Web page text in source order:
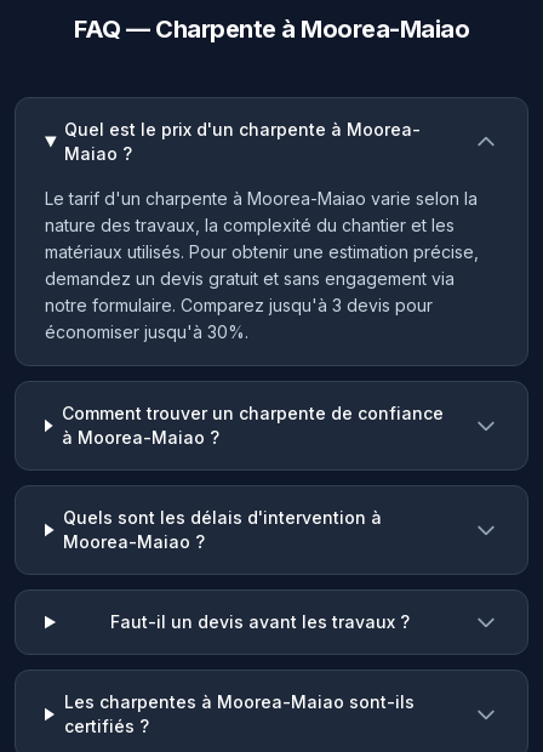
FAQ — Charpente à Moorea-Maiao
Quel est le prix d'un charpente à Moorea-
Maiao ?
Le tarif d'un charpente à Moorea-Maiao varie selon la
nature des travaux, la complexité du chantier et les
matériaux utilisés. Pour obtenir une estimation précise,
demandez un devis gratuit et sans engagement via
notre formulaire. Comparez jusqu'à 3 devis pour
économiser jusqu'à 30%.
Comment trouver un charpente de confiance
à Moorea-Maiao ?
Quels sont les délais d'intervention à
Moorea-Maiao ?
Faut-il un devis avant les travaux ?
Les charpentes à Moorea-Maiao sont-ils
certifiés ?